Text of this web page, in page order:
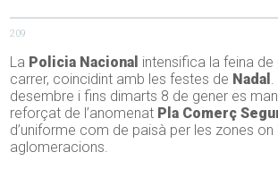
209
La Policia Nacional intensifica la feina de
carrer, coincidint amb les festes de Nadal
desembre i fins dimarts 8 de gener es
reforçat de l’anomenat Pla Comerç
d’uniforme com de paisà per les zones on
aglomeracions.